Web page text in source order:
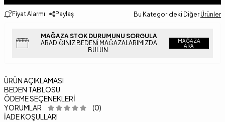
Fiyat Alarmı Paylaş Bu Kategorideki Diğer Ürünler
MAĞAZA STOK DURUMUNU SORGULA
ARADIĞINIZ BEDENI MAĞAZALARIMIZDA
BULUN.
MAĞAZA
ARA
ÜRÜN AÇIKLAMASI
BEDEN TABLOSU
ÖDEME SEÇENEKLERI
YORUMLAR
(0)
İADE KOŞULLARI